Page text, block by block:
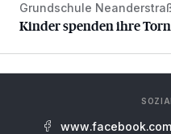
Kinder spenden ihre
Grundschule
Kinder spenden ihre